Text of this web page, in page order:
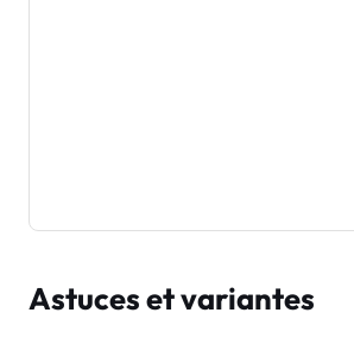
Astuces et variantes